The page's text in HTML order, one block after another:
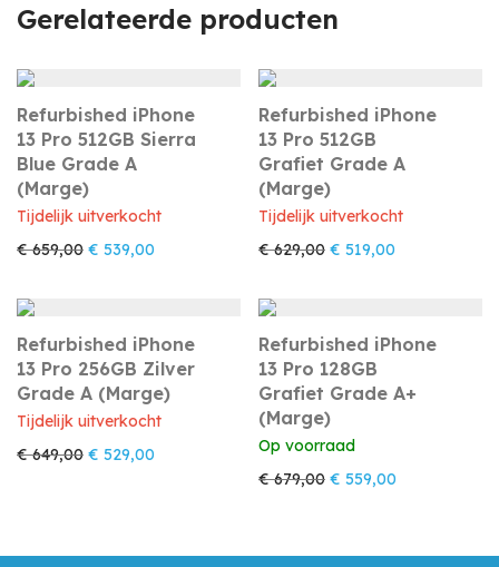
Gerelateerde producten
Refurbished iPhone
13 Pro 512GB Sierra
Blue Grade A
(Marge)
Tijdelijk uitverkocht
€659,00 Oorspronkelijke prijs was: € 659,00.
€ 539,00 Huidige prijs is: € 539,00.
Refurbished iPhone
13 Pro 512GB
Grafiet Grade A
(Marge)
Tijdelijk uitverkocht
€629,00 Oorspronkelijke prijs
€ 519,00
Refurbished iPhone
13 Pro 256GB Zilver
Grade A (Marge)
Tijdelijk uitverkocht
€649,00 Oorspronkelijke prijs was: € 649,00.
€ 529,00 Huidige prijs is: € 529,00.
Refurbished iPhone
13 Pro 128GB
Grafiet Grade A+
(Marge)
Op voorraad
€679,00 Oorspronkelijke prijs
€ 559,00